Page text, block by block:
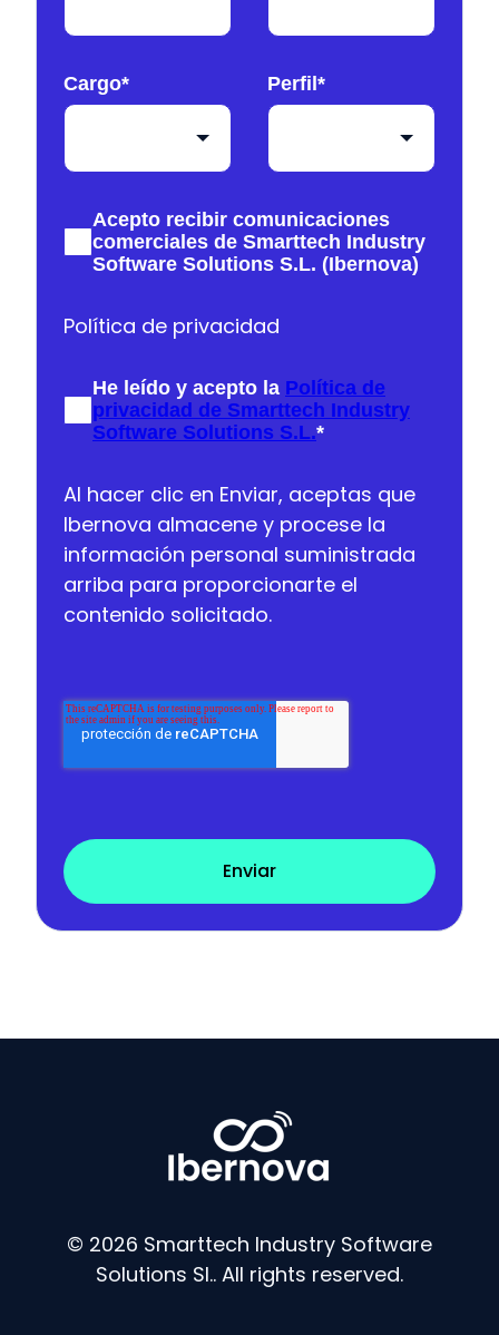
Cargo* Perfil *
Acepto recibir comunicaciones
comerciales de Smarttech Industry
Software Solutions S.L. (Ibernova)
Política de privacidad
He leído y acepto la Política de
privacidad de Smarttech Industry
Software Solutions S.L.*
Al hacer clic en Enviar, aceptas que
Ibernova almacene y procese la
información personal suministrada
arriba para proporcionarte el
contenido solicitado.
Enviar
© 2026 Smarttech Industry Software
Solutions Sl.. All rights reserved.